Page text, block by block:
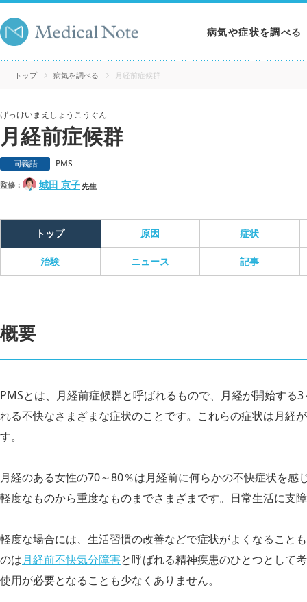
病気や症状を調べる
病気を調べる
トップ 病気を調べる 月経前症候群
げっけいまえしょうこうぐん
月経前症候群
同義語 PMS
監修： 城田 京子先生
トップ 原因 症状
治験 ニュース 記事
概要
PMSとは、月経前症候群と呼ばれるもので、月経が開始する
れる不快なさまざまな症状のことです。これらの症状は月経
す。
月経のある女性の70～80％は月経前に何らかの不快症状を感
軽度なものから重度なものまでさまざまです。日常生活に支
軽度な場合には、生活習慣の改善などで症状がよくなること
のは月経前不快気分障害と呼ばれる精神疾患のひとつとして
使用が必要となることも少なくありません。